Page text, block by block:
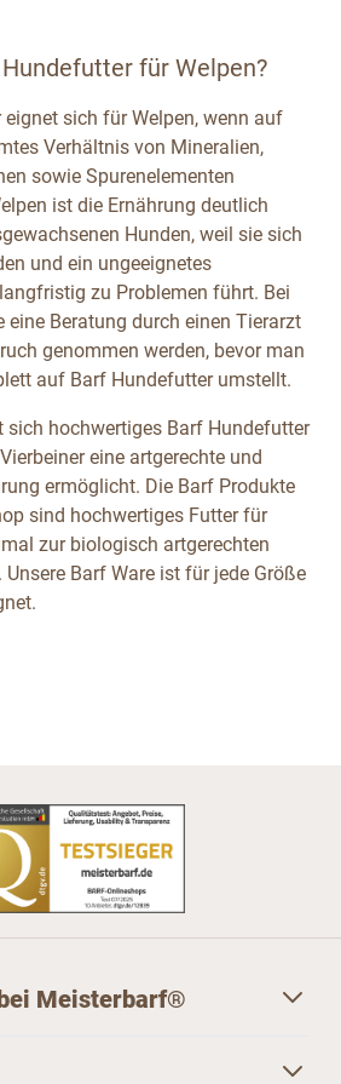
für Welpen?
sich für Welpen, wenn auf
Verhältnis von Mineralien,
sowie Spurenelementen
ist die Ernährung deutlich
Hunden, weil sie sich
und ein ungeeignetes
zu Problemen führt. Bei
eine Beratung durch einen Tierarzt
genommen werden, bevor man
auf Barf Hundefutter umstellt.
sich hochwertiges Barf Hundefutter
eine artgerechte und
ermöglicht. Die Barf Produkte
sind hochwertiges Futter für
zur biologisch artgerechten
Barf Ware ist für jede Größe
Meisterbarf®